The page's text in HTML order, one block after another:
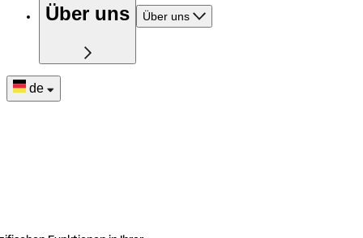
Über uns Über uns
de